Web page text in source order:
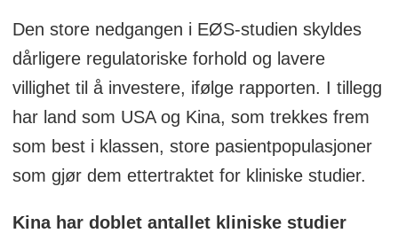
Den store nedgangen i EØS-studien skyldes
dårligere regulatoriske forhold og lavere
villighet til å investere, ifølge rapporten. I tillegg
har land som USA og Kina, som trekkes frem
som best i klassen, store pasientpopulasjoner
som gjør dem ettertraktet for kliniske studier.
Kina har doblet antallet kliniske studier